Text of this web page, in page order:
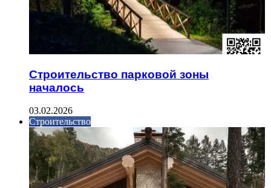
Строительство парковой зоны
началось
03.02.2026
Строительство